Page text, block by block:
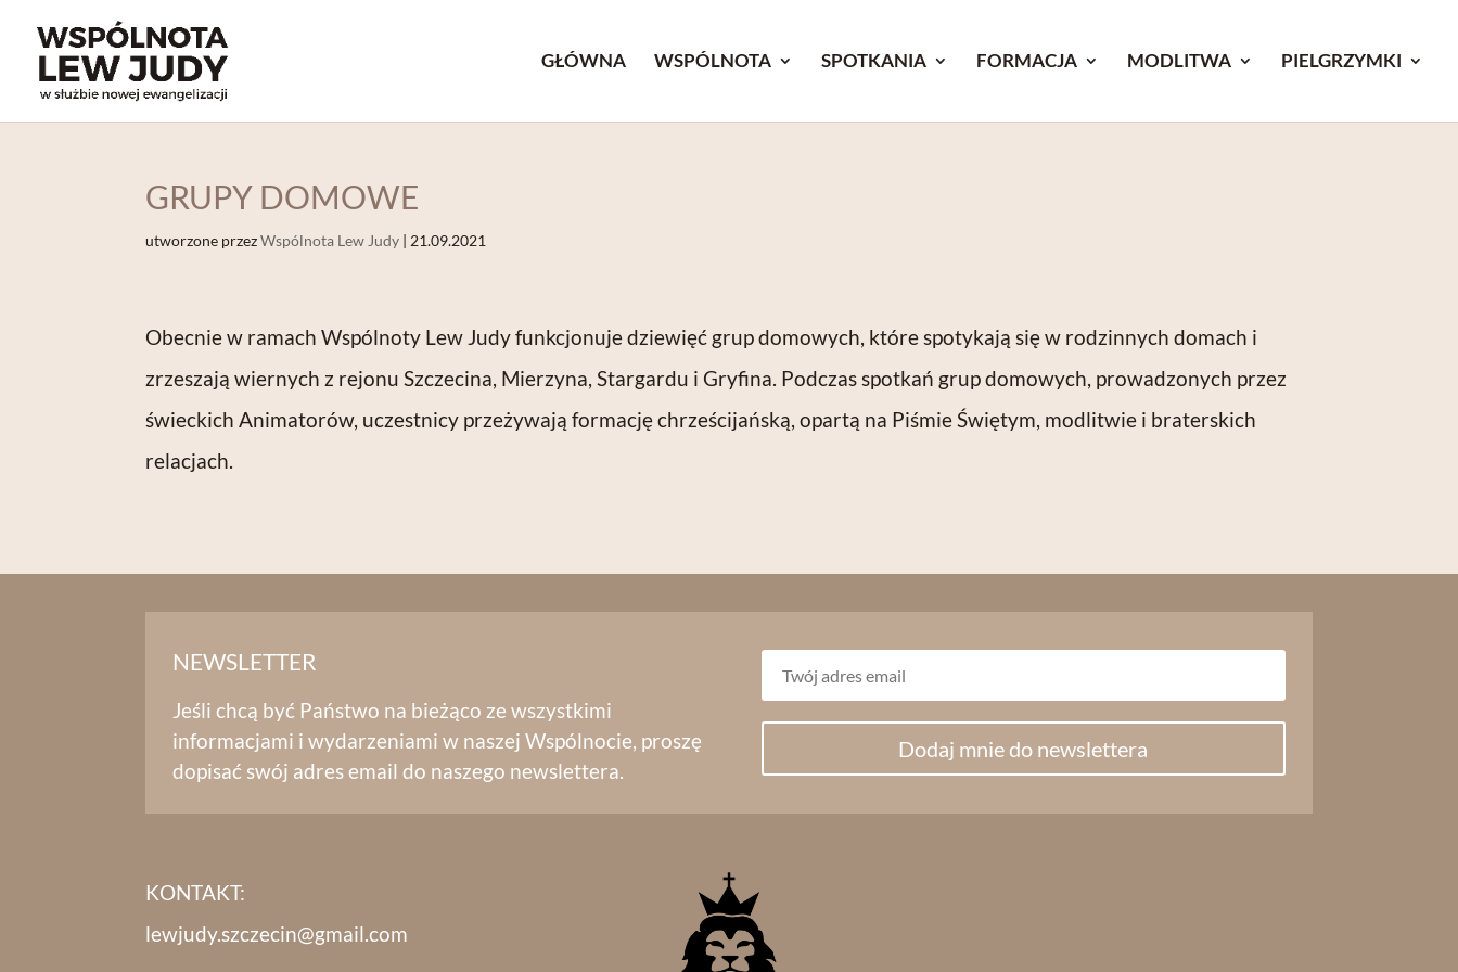
GŁÓWNA WSPÓLNOTA SPOTKANIA FORMACJA MODLITWA PIELGRZYMKI
GRUPY DOMOWE
utworzone przezWspólnota Lew Judy | 21.09.2021
Obecnie w ramach Wspólnoty Lew Judy funkcjonuje dziewięć grup domowych, które spotykają się w rodzinnych domach i
zrzeszają wiernych z rejonu Szczecina, Mierzyna, Stargardu i Gryfina. Podczas spotkań grup domowych, prowadzonych przez
świeckich Animatorów, uczestnicy przeżywają formację chrześcijańską, opartą na Piśmie Świętym, modlitwie i braterskich
relacjach.
NEWSLETTER
Jeśli chcą być Państwo na bieżąco ze wszystkimi
informacjami i wydarzeniami w naszej Wspólnocie, proszę
dopisać swój adres email do naszego newslettera.
Dodaj mnie do newslettera
KONTAKT:
lewjudy.szczecin@gmail.com